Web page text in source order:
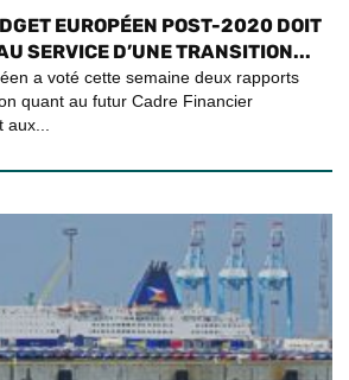
EUROPÉEN POST-2020 DOIT
SERVICE D’UNE TRANSITION...
a voté cette semaine deux rapports
quant au futur Cadre Financier